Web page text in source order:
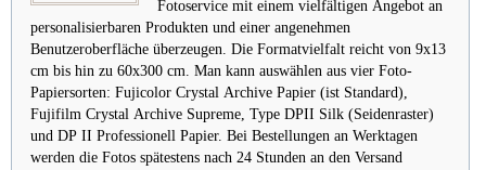
Fotoservice mit einem vielfältigen Angebot an
personalisierbaren Produkten und einer angenehmen
Benutzeroberfläche überzeugen. Die Formatvielfalt reicht von 9x13
cm bis hin zu 60x300 cm. Man kann auswählen aus vier Foto-
Papiersorten: Fujicolor Crystal Archive Papier (ist Standard),
Fujifilm Crystal Archive Supreme, Type DPII Silk (Seidenraster)
und DP II Professionell Papier. Bei Bestellungen an Werktagen
werden die Fotos spätestens nach 24 Stunden an den Versand